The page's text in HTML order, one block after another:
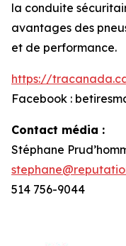
la conduite
avantages des
et de performance.
https://
Facebook :
Contact média :
Stéphane
514 756-9044